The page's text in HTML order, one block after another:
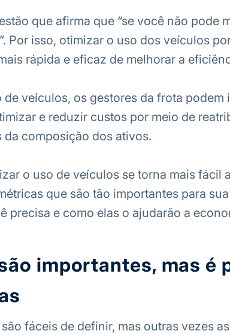
que afirma que “se você não pode
Por isso, otimizar o uso dos veículos
rápida e eficaz de melhorar a
veículos, os gestores da frota podem
e reduzir custos por meio de
da composição dos ativos.
o uso de veículos se torna mais fácil
que são tão importantes para
precisa e como elas o ajudarão a
importantes, mas é
fáceis de definir, mas outras vezes